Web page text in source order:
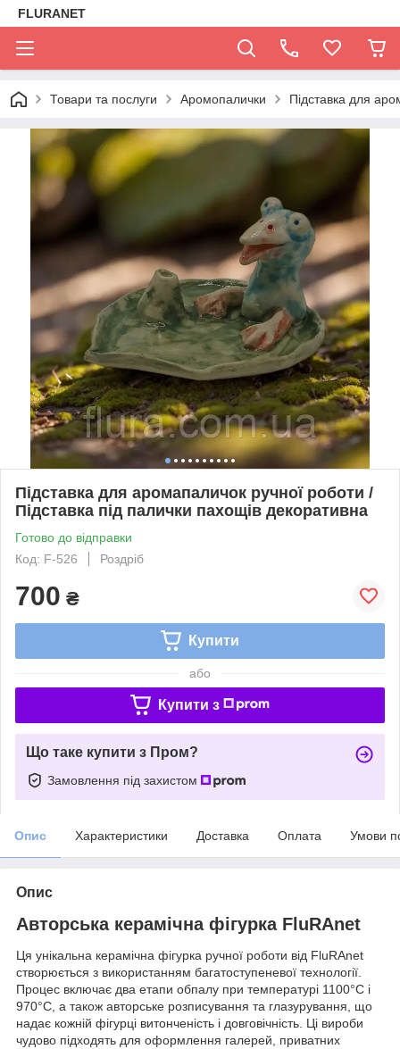
FLURANET
Товари та послуги Аромопалички Підставка для
Підставка для аромапаличок ручної роботи /
Підставка під палички пахощів декоративна
Готово до відправки
Код: F-526
Роздріб
700 ₴
Купити
або
Купити з
Що таке купити з Пром?
Замовлення під захистом
Опис Характеристики Доставка Оплата Умови
Опис
Авторська керамічна фігурка FluRAnet
Ця унікальна керамічна фігурка ручної роботи від FluRAnet
створюється з використанням багатоступеневої технології.
Процес включає два етапи обпалу при температурі 1100°C і
970°C, а також авторське розписування та глазурування, що
надає кожній фігурці витонченість і довговічність. Ці вироби
чудово підходять для оформлення галерей, приватних